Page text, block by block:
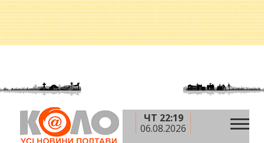
ЧТ 22:19
06.08.2026
Головна » Новини »
Юний полтавець, який
виніс сусідку з пожежі, отримав подарунок до Дня